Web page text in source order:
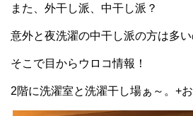
また、外干し派、中干し派？
意外と夜洗濯の中干し派の方は多い
そこで目からウロコ情報！
2階に洗濯室と洗濯干し場ぁ～。+お